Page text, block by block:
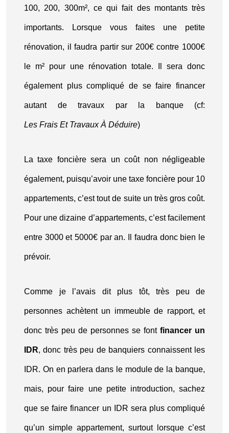
100, 200, 300m², ce qui fait des montants très
importants. Lorsque vous faites une petite
rénovation, il faudra partir sur 200€ contre 1000€
le m² pour une rénovation totale. Il sera donc
également plus compliqué de se faire financer
autant de travaux par la banque (cf:
Les Frais Et Travaux À Déduire)
La taxe foncière sera un coût non négligeable
également, puisqu’avoir une taxe foncière pour 10
appartements, c’est tout de suite un très gros coût.
Pour une dizaine d’appartements, c’est facilement
entre 3000 et 5000€ par an. Il faudra donc bien le
prévoir.
Comme je l’avais dit plus tôt, très peu de
personnes achètent un immeuble de rapport, et
donc très peu de personnes se font financer un
IDR, donc très peu de banquiers connaissent les
IDR. On en parlera dans le module de la banque,
mais, pour faire une petite introduction, sachez
que se faire financer un IDR sera plus compliqué
qu’un simple appartement, surtout lorsque c’est